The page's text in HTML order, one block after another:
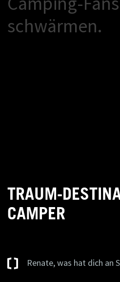
schwärmen.
TRAUM-
CAMPER
Renate, was hat dich an